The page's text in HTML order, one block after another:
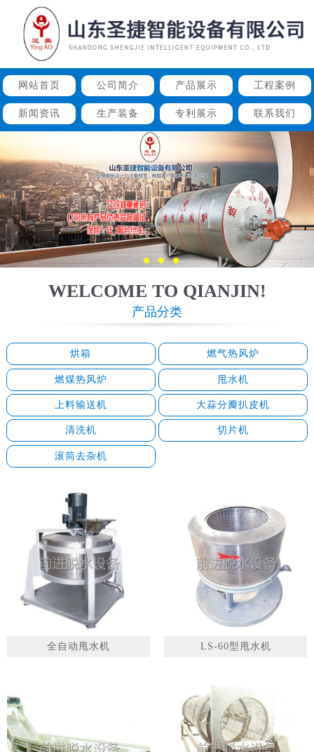
网站首页 公司简介 产品展示 工程案例
新闻资讯 生产装备 专利展示 联系我们
1
WELCOME TO QIANJIN!
产品分类
烘箱 燃气热风炉
燃煤热风炉 甩水机
上料输送机 大蒜分瓣扒皮机
清洗机 切片机
滚筒去杂机
全自动甩水机 LS-60型甩水机